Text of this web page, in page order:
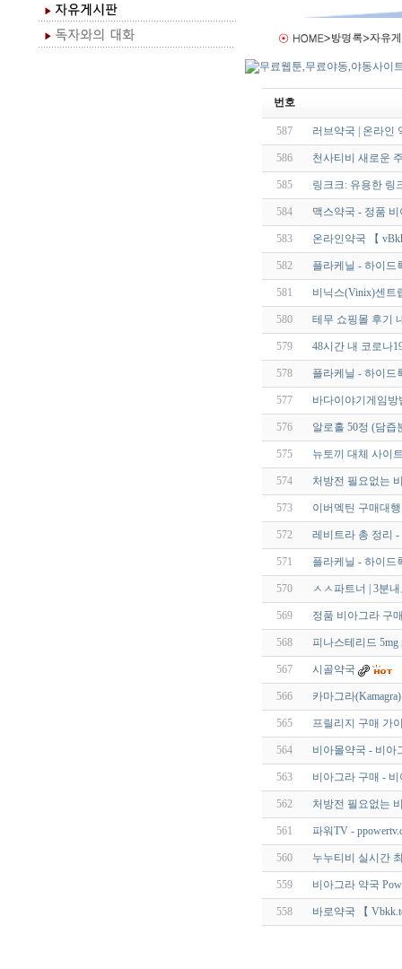
번호
587 러브약국 | 온라인
586 천사티비 새로운
585 링크크: 유용한 링
584 맥스약국 - 정품
583 온라인약국 【
582 플라케닐 - 하이드
581 비닉스(Vinix)센트
580 테무 쇼핑몰 후기
579 48시간 내 코로나
578 플라케닐 - 하이드
577 바다이야기게임방
576 알로홀 50정 (담
575 뉴토끼 대체 사이
574 처방전 필요없는
573 이버멕틴 구매대
572 레비트라 총 정리
571 플라케닐 - 하이드
570 ㅅㅅ파트너 | 3분
569 정품 비아그라 구
568 피나스테리드
567 시골약국
566 카마그라
565 프릴리지 구매 가
564 비아몰약국 - 비아
563 비아그라 구매 -
562 처방전 필요없는
561 파워TV -
560 누누티비 실시간
559 비아그라 약국
558 바로약국 【